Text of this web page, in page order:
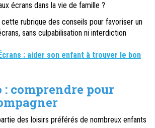
écrans dans la vie de famille ?
rubrique des conseils pour favoriser un
sans culpabilisation ni interdiction
: aider son enfant à trouver le bon
comprendre pour
des loisirs préférés de nombreux enfants